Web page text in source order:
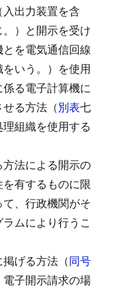
出力装置を含
）と開示を受け
を電気通信回線
いう。）を使用
る電子計算機に
る方法（別表七
組織を使用する
法による開示の
有するものに限
、行政機関がそ
ムにより行うこ
げる方法（同号
子開示請求の場